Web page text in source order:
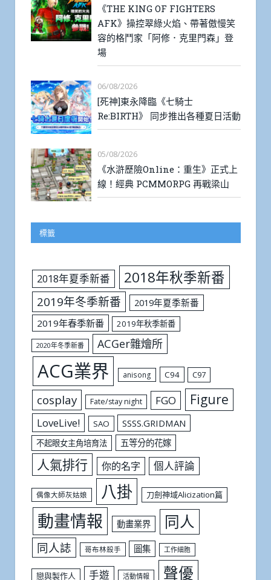
《THE KING OF FIGHTERS
AFK》操控翠綠火焰、帶著傲慢笑
容的格鬥家「阿修．克里門森」登
場
06/08/2026
[死神]東永降臨《七騎士
Re:BIRTH》 同步推出各種夏日活動
05/08/2026
《水滸歷險Online：重生》正式上
線！經典 PCMMORPG 再戰梁山
標籤
2018年夏季新番 2018年秋季新番
2019年冬季新番
2019年夏季新番
2019年春季新番
2019年秋季新番
2020年冬季新番 ACGer雜燴所
ACG業界 anisong C94 C97
cosplay Fate/stay night FGO Figure
LoveLive! SAO SSSS.GRIDMAN
不起眼女主角培育法 五等分的花嫁
人氣排行 你的名字 個人評論
偶像大師灰姑娘 八掛 刀劍神域Alicization篇
動畫情報 動畫業界 同人
同人誌 哥布林殺手 圖集 工作細胞
戀與製作人 手遊 活動情報 聲優